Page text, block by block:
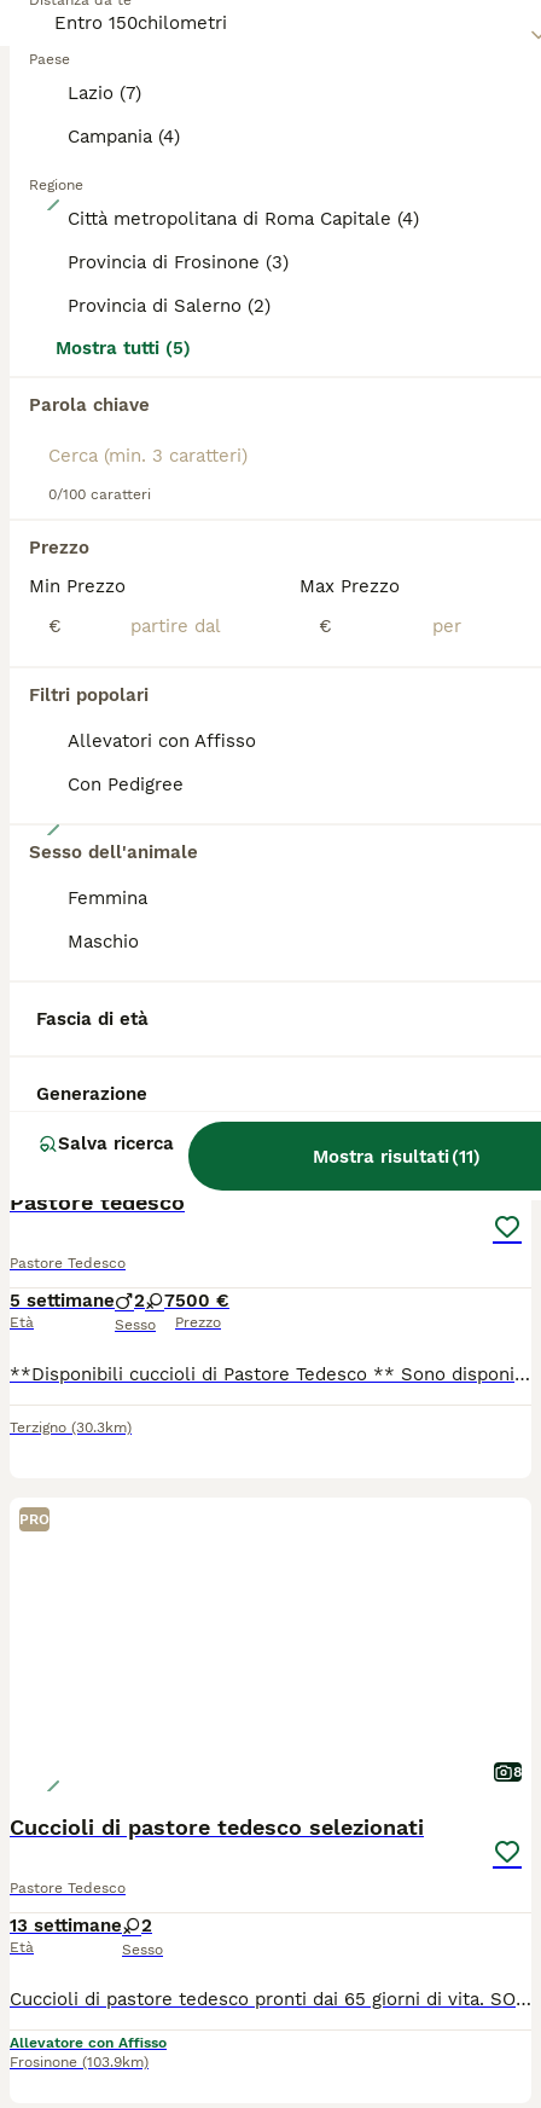
Paese
Lazio (7)
Campania (4)
Regione
Città metropolitana di Roma Capitale (4)
Provincia di Frosinone (3)
Provincia di Salerno (2)
Mostra tutti (5)
Parola chiave
0/100 caratteri
Prezzo
Min Prezzo
€
Max Prezzo
€
Filtri popolari
Allevatori con Affisso
Con Pedigree
Sesso dell'animale
Femmina
Maschio
Fascia di età
Generazione
Salva ricerca
Mostra risultati(11)
capacità di tracciamento eccezionali.
nostra pagina di consigli sul Pastore Tedesco
informazioni su questa razza di cane.
Pastore Tedesco
12 settimane 1
Allevatore con Affisso
Pastore Tedesco
Ariano Irpino (78.3km)
TUTTI GLI ANNUNCI
Pastore tedesco
Pastore Tedesco
5 settimane
Età
2 7
Sesso
500 €
Prezzo
**Disponibili cuccioli di Pastore Tedesco ** Sono disponibili cuccioli maschi e femmine, dolci, giocherelloni e affettuosi, ideali sia per la famiglia che per chi cerca un compagno fedele. • Genitori entrambi con pedigree, allevamento Della Bocca del Vesuvio. • Cuccioli di colore nero focato. • Consegnati con prime vaccinazioni effettuate e microchip. • Per informazioni, foto o per fissare una visita, contattate al numero 39 379 100 4264
Terzigno (30.3km)
PRO
8
Cuccioli di pastore tedesco selezionati
Pastore Tedesco
13 settimane
Età
2
Sesso
Cuccioli di pastore tedesco pronti dai 65 giorni di vita. SOLO FEMMINE. Pelo corto e pelo lungo. Genitori lastrati per la displasia anche e gomiti e testati per la mielopatia degenerativa, con DNA depositato, massima qualifica in expo, addestrati all'utilità e difesa (ex-IPO) e selezionati. Saranno ceduti muniti di: - libretto sanitario (vaccinati e sverminati) - microchip e iscritti all'anagrafe canina - pedigree Enci - certificato di salute e copia referti esami genitori - contratto di cessione - kit-cucciolo e guida per la corretta gestione del cucciolo. I cuccioli cresceranno con la madre in ambiente ricco di stimoli e correttamente socializzati con persone, loro simili e gli altri animali presenti. Importante genealogia da bellezza/show (tra i loro avi sono presenti i più importanti esemplari della razza), indicati sia per vita in famiglia che per chi volesse intraprendere un percorso cinofilo, ossatura possente e colori marcati. NO perditempo o sognatori. Contattare solo se seriamente interessati! Allevamento amatoriale ENCI con gestione famigliare situato in provincia di Frosinone, visite esclusivamente previo appuntamento. COSTO ADEGUATO agli esemplari e spese sostenute.
Allevatore con Affisso
Frosinone (103.9km)